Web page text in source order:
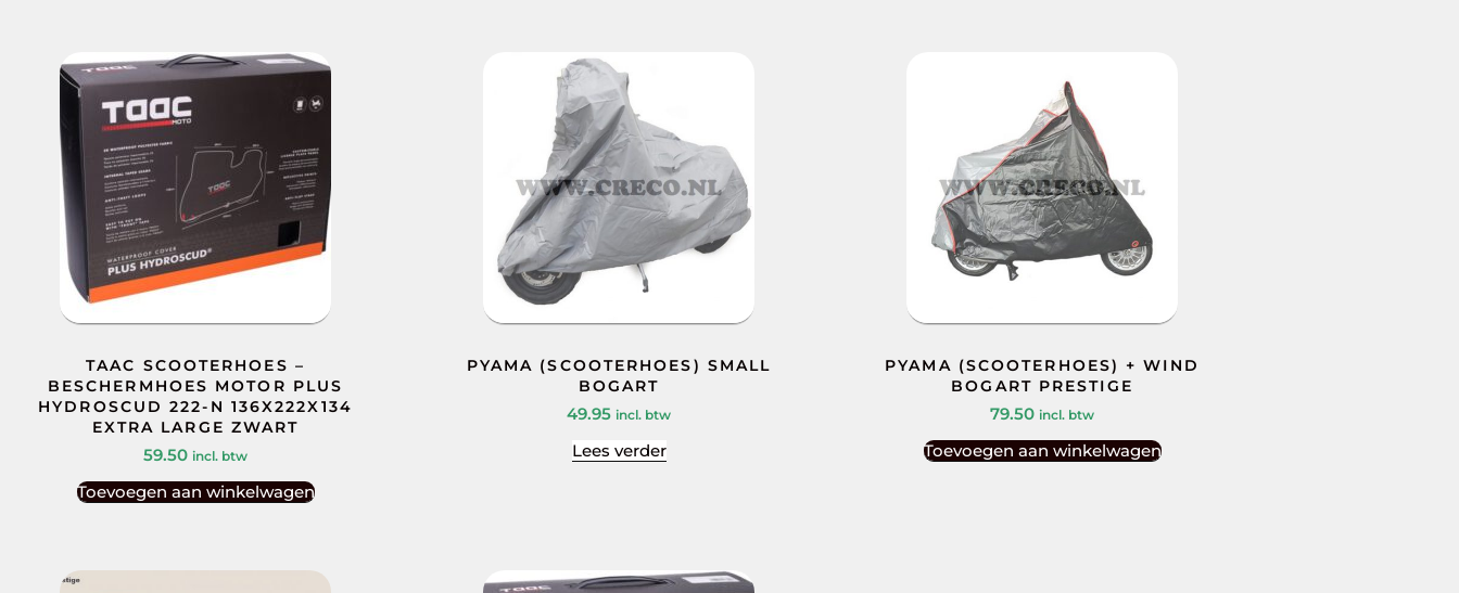
TAAC SCOOTERHOES –
BESCHERMHOES MOTOR PLUS
HYDROSCUD 222-N 136X222X134
EXTRA LARGE ZWART
59.50 incl. btw
Toevoegen aan winkelwagen
PYAMA (SCOOTERHOES) SMALL
BOGART
49.95 incl. btw
Lees verder
PYAMA (SCOOTERHOES) + WIND
BOGART PRESTIGE
79.50 incl. btw
Toevoegen aan winkelwagen